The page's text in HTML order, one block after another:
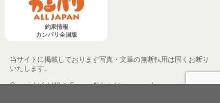
釣果情報
カンパリ全国版
当サイトに掲載しております写真・文章の無断転用は固くお断り
いたします。
Copyright (c) WhiteSpace, ALL rights reserved.